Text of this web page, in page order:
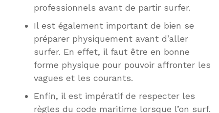
professionnels avant de partir surfer.
Il est également important de bien se
préparer physiquement avant d’aller
surfer. En effet, il faut être en bonne
forme physique pour pouvoir affronter les
vagues et les courants.
Enfin, il est impératif de respecter les
règles du code maritime lorsque l’on surf.